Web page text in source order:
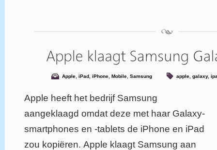
Apple iPad iPhone Mobile Samsung apple galaxy,
Apple heeft het bedrijf Samsung
aangeklaagd omdat deze met haar Galaxy-
smartphones en -tablets de iPhone en iPad
zou kopiëren. Apple klaagt Samsung aan